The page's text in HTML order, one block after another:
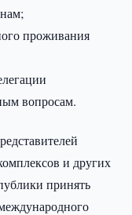
проживания
вопросам.
и других
принять